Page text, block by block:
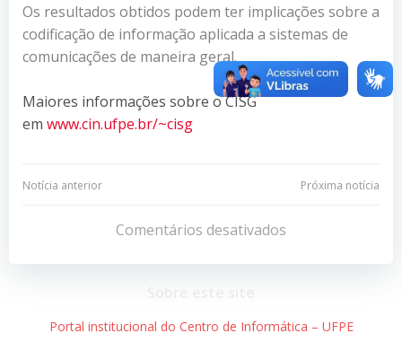
Os resultados obtidos podem ter implicações sobre a
codificação de informação aplicada a sistemas de
comunicações de maneira geral.
Maiores informações sobre o CISG
em www.cin.ufpe.br/~cisg
Navegação
Post
Notícia anterior
Navegação
de
Post
Próxima notícia
Comentários desativados
Portal institucional do Centro de Informática – UFPE